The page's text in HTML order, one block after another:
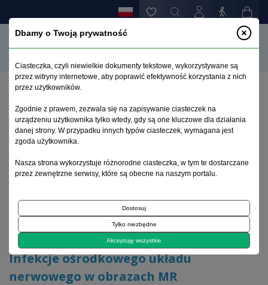
Infekcje ośrodkowego układu nerwowego w
obrazach MR
Archiwum 1992–2014
1996, tom 5, zeszyt 1
Mri w neurologii
Infekcje ośrodkowego układu
nerwowego w obrazach MR
Dbamy o Twoją prywatność
Ciasteczka, czyli niewielkie dokumenty tekstowe, wykorzystywane są
przez witryny internetowe, aby poprawić efektywność korzystania z nich
przez użytkowników.
Zgodnie z prawem, zezwala się na zapisywanie ciasteczek na
urządzeniu użytkownika tylko wtedy, gdy są one kluczowe dla działania
danej strony. W przypadku innych typów ciasteczek, wymagana jest
zgoda użytkownika.
Nasza strona wykorzystuje różnorodne ciasteczka, w tym te dostarczane
przez zewnętrzne serwisy, które są obecne na naszym portalu.
Dostosuj
Tylko niezbędne
Akceptuję wszystkie